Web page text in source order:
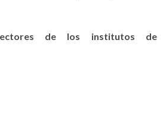
de los institutos de